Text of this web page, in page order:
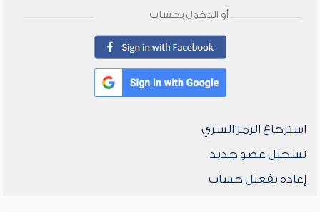
أو الدخول بحساب
استرجاع الرمز السري
تسجيل عضو جديد
إعادة تفعيل حساب